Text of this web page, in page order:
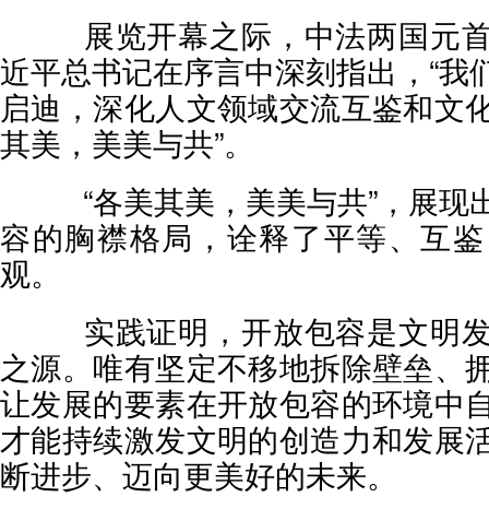
展览开幕之际，中法两国元
近平总书记在序言中深刻指出，“我
启迪，深化人文领域交流互鉴和文
其美，美美与共”。
“各美其美，美美与共”，展现
容的胸襟格局，诠释了平等、互
观。
实践证明，开放包容是文明
之源。唯有坚定不移地拆除壁垒、
让发展的要素在开放包容的环境中
才能持续激发文明的创造力和发展
断进步、迈向更美好的未来。